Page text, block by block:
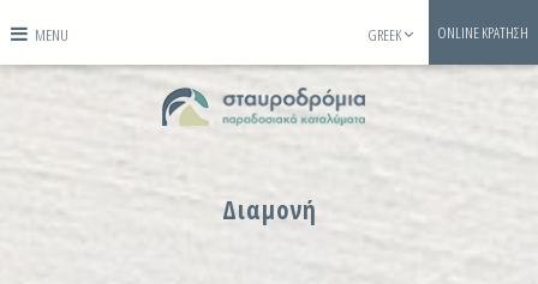
MENU ONLINE ΚΡΑΤΗΣΗ
GREEK
Διαμονή